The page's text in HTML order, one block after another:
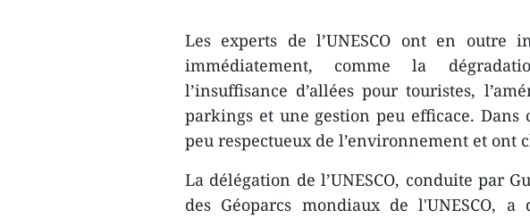
Les experts de l’UNESCO ont en outre
immédiatement, comme la
l’insuffisance d’allées pour touristes,
parkings et une gestion peu efficace. Dans
peu respectueux de l’environnement et ont
La délégation de l’UNESCO, conduite par
des Géoparcs mondiaux de l'UNESCO,